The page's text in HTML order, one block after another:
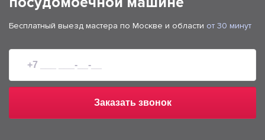
Бесплатный выезд мастера по Москве и области от 30 минут
Заказать звонок